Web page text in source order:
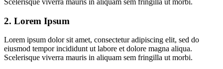
Scelerisque viverra mauris in aliquam sem fringilla ut morbi.
2. Lorem Ipsum
Lorem ipsum dolor sit amet, consectetur adipiscing elit, sed do
eiusmod tempor incididunt ut labore et dolore magna aliqua.
Scelerisque viverra mauris in aliquam sem fringilla ut morbi.